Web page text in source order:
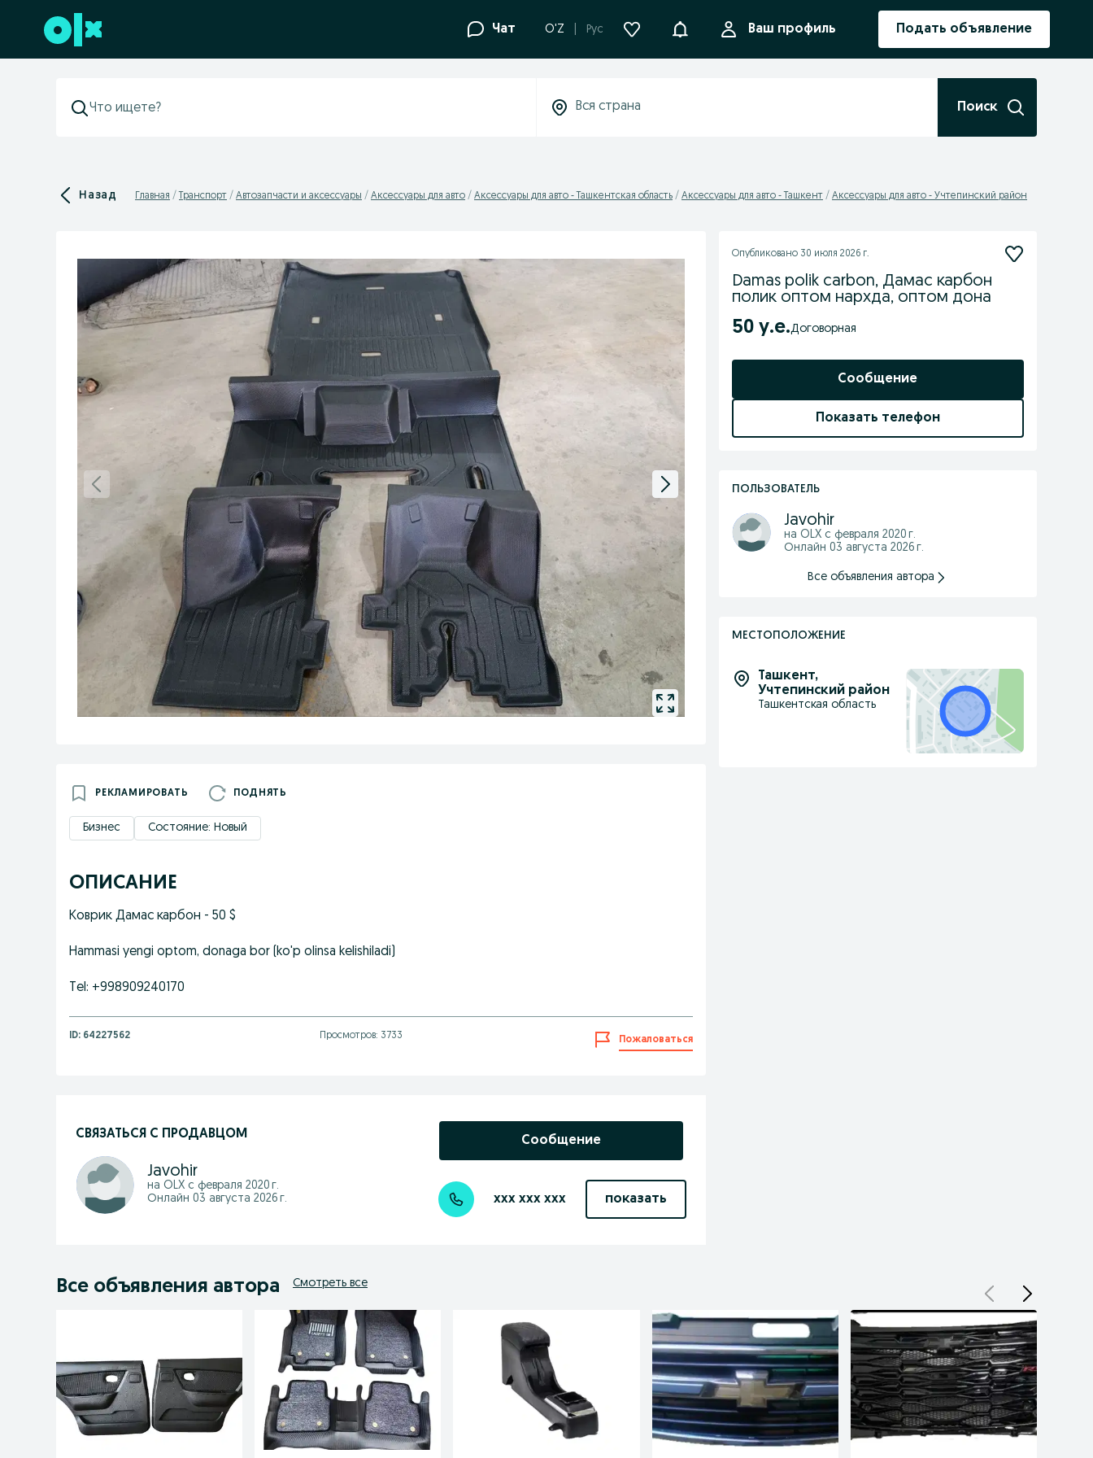
Перейти к нижнему колонтитулу Чат O'Z Рус УведомленияВаш профиль Подать объявление
Поиск
Назад Главная Транспорт Автозапчасти и аксессуары Аксессуары для авто Аксессуары для авто - Ташкентская область Аксессуары для авто - Ташкент Аксессуары для авто - Учтепинский район
РЕКЛАМИРОВАТЬ ПОДНЯТЬ
Бизнес Состояние: Новый
ОПИСАНИЕ
Коврик Дамас карбон - 50 $
Hammasi yengi optom, donaga bor (ko'p olinsa kelishiladi)
Tel: +998909240170
ID: 64227562 Просмотров: 3733 Пожаловаться
СВЯЗАТЬСЯ С ПРОДАВЦОМ
Javohir
на OLX с февраля 2020 г.
Онлайн 03 августа 2026 г.
Сообщение
xxx xxx xxx показать
Опубликовано 30 июля 2026 г.
Damas polik carbon, Дамас карбон
полик оптом нархда, оптом дона
50 у.е. Договорная
Сообщение
Показать телефон
ПОЛЬЗОВАТЕЛЬ
Javohir
на OLX с февраля 2020 г.
Онлайн 03 августа 2026 г.
Все объявления автора
МЕСТОПОЛОЖЕНИЕ
Ташкент,
Учтепинский район
Ташкентская область
Все объявления автора Смотреть все